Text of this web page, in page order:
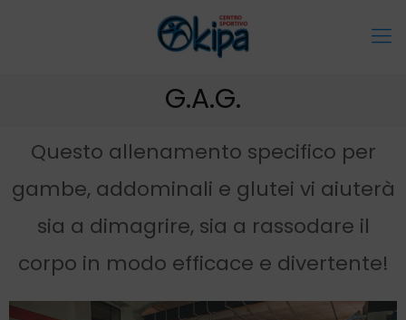
G.A.G.
Questo allenamento specifico per
gambe, addominali e glutei vi aiuterà
sia a dimagrire, sia a rassodare il
corpo in modo efficace e divertente!